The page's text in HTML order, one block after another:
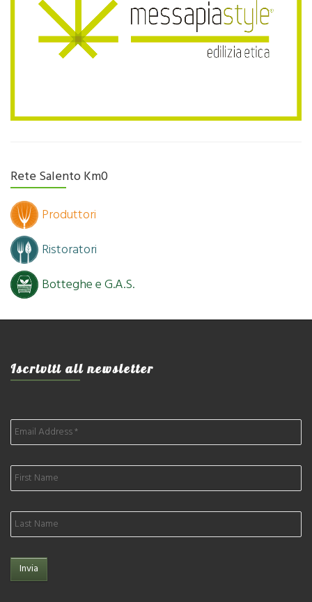
Rete Salento Km0
Produttori
Ristoratori
Botteghe e G.A.S.
Iscriviti all newsletter